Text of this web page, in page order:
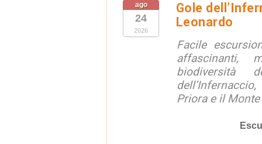
ago
24
2026
Gole
Leonardo
Facile
affascinanti,
biodiversità
Priora e il